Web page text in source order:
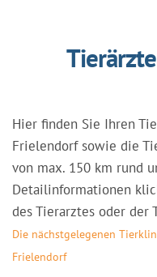
Hier finden Sie Ihren
Frielendorf sowie die
von max. 150 km rund
Detailinformationen
des Tierarztes oder der
Die nächstgelegenen
Frielendorf